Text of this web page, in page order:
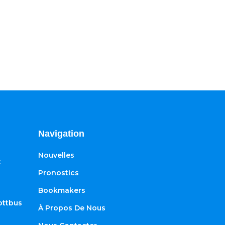
Navigation
Nouvelles
Pronostics
Bookmakers
À Propos De Nous